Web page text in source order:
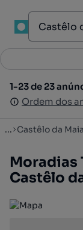
1-23 de 23
Ordem dos
1-23 de 23
Ordem dos
... Castêlo da Maia
Moradias
Castêlo